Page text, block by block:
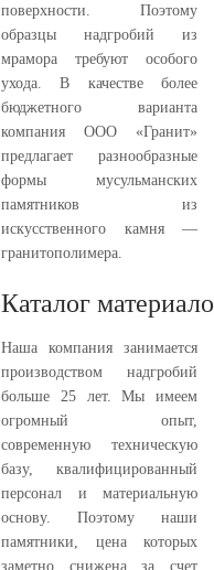
поверхности. Поэтому
образцы надгробий из
мрамора требуют особого
ухода. В качестве более
бюджетного варианта
компания ООО «Гранит»
предлагает разнообразные
формы мусульманских
памятников из
искусственного камня —
гранитополимера.
Каталог
Наша компания занимается
производством надгробий
больше 25 лет. Мы имеем
огромный опыт,
современную техническую
базу, квалифицированный
персонал и материальную
основу. Поэтому наши
памятники, цена которых
заметно снижена за счет